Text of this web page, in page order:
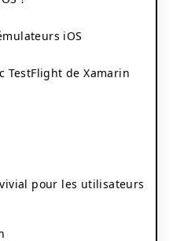
iOS
TestFlight de Xamarin
pour les utilisateurs